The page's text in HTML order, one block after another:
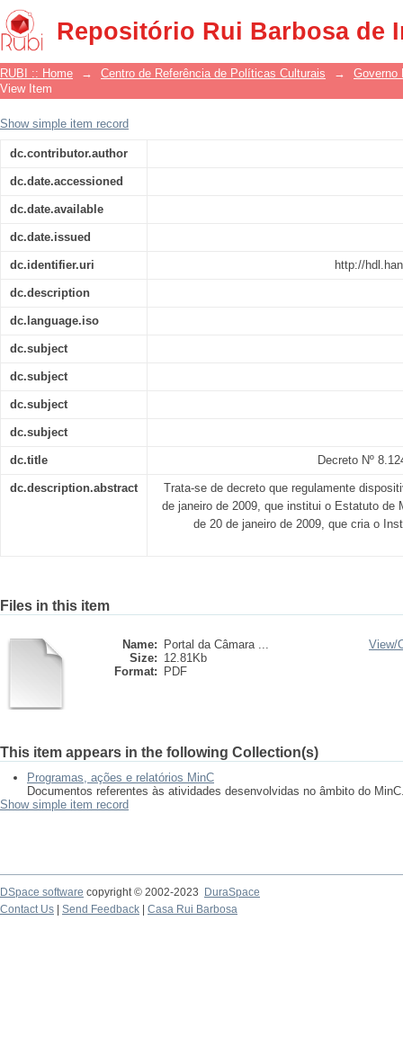
Repositório Rui Barbosa de
Decreto Nº 8.124, de 17 de outubro de
RUBI :: Home → Centro de Referência de Políticas Culturais →
Governo
View Item
Show simple item record
dc.contributor.author
dc.date.accessioned
dc.date.available
dc.date.issued
dc.identifier.uri http://
dc.description
dc.language.iso
dc.subject
dc.subject
dc.subject
dc.subject
dc.title Decreto Nº
dc.description.abstract
Trata-se de decreto que regulamente
de janeiro de 2009, que institui o Estatuto de
de 20 de janeiro de 2009, que cria o
Files in this item
Name:
Portal da Câmara ...
Size: 12.81Kb
Format:
PDF
View/
This item appears in the following Collection(s)
Programas, ações e relatórios MinC
Documentos referentes às atividades desenvolvidas no âmbito do
Show simple item record
DSpace software copyright © 2002-2023
DuraSpace
Contact Us
Send Feedback Casa Rui Barbosa